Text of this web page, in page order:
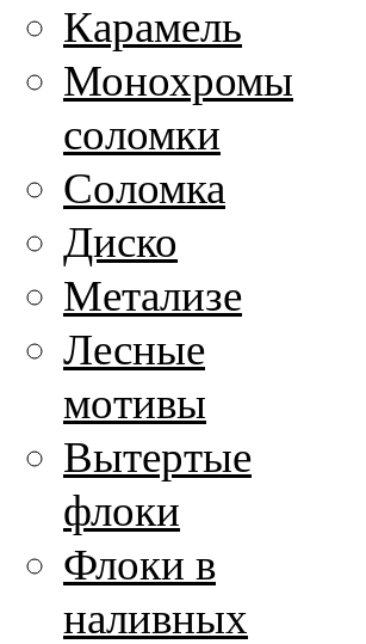
Карамель
Монохромы
соломки
Соломка
Диско
Метализе
Лесные
мотивы
Вытертые
флоки
Флоки в
наливных